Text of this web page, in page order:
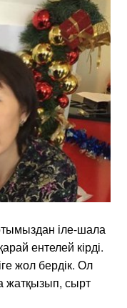
іле-шала
ентелей кірді.
жол бердік. Ол
жатқызып, сырт